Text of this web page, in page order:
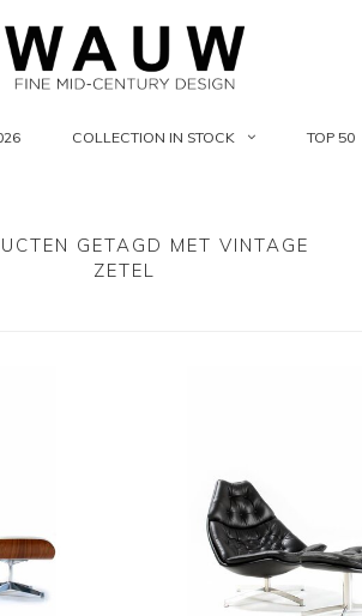
COLLECTION IN STOCK TOP 50
GETAGD MET VINTAGE
ZETEL